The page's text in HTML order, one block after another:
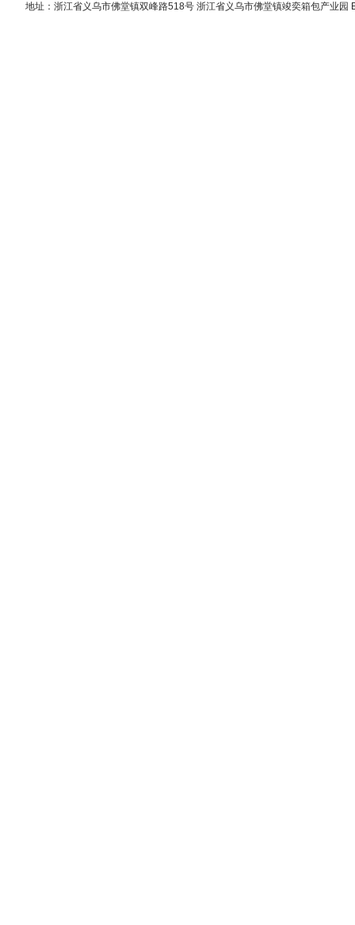
地址：浙江省义乌市佛堂镇双峰路518号 浙江省义乌市佛堂镇竣奕箱包产业园